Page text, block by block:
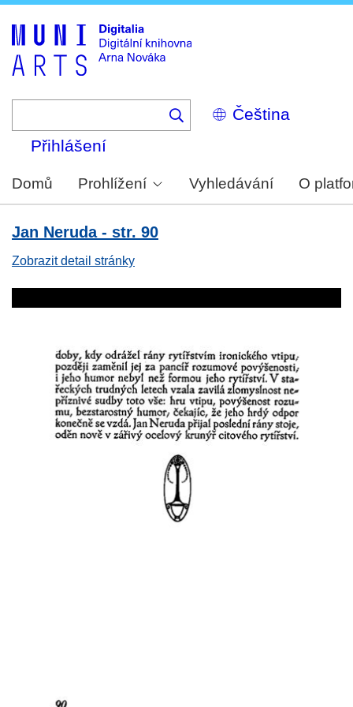
Select
your
Přihlášení
Domů Prohlížení Vyhledávání O
Jan Neruda - str. 90
Zobrazit detail stránky